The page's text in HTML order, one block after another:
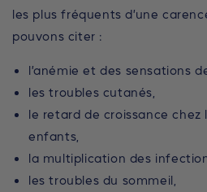
les plus fréquents d’une
pouvons citer :
l’anémie et des sensations
les troubles cutanés,
le retard de croissance chez
enfants,
la multiplication des
les troubles du sommeil,